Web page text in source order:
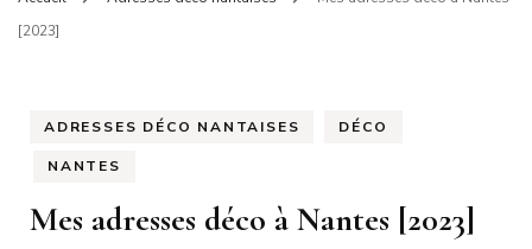
[2023]
ADRESSES DÉCO NANTAISES DÉCO
NANTES
Mes adresses déco à Nantes [2023]